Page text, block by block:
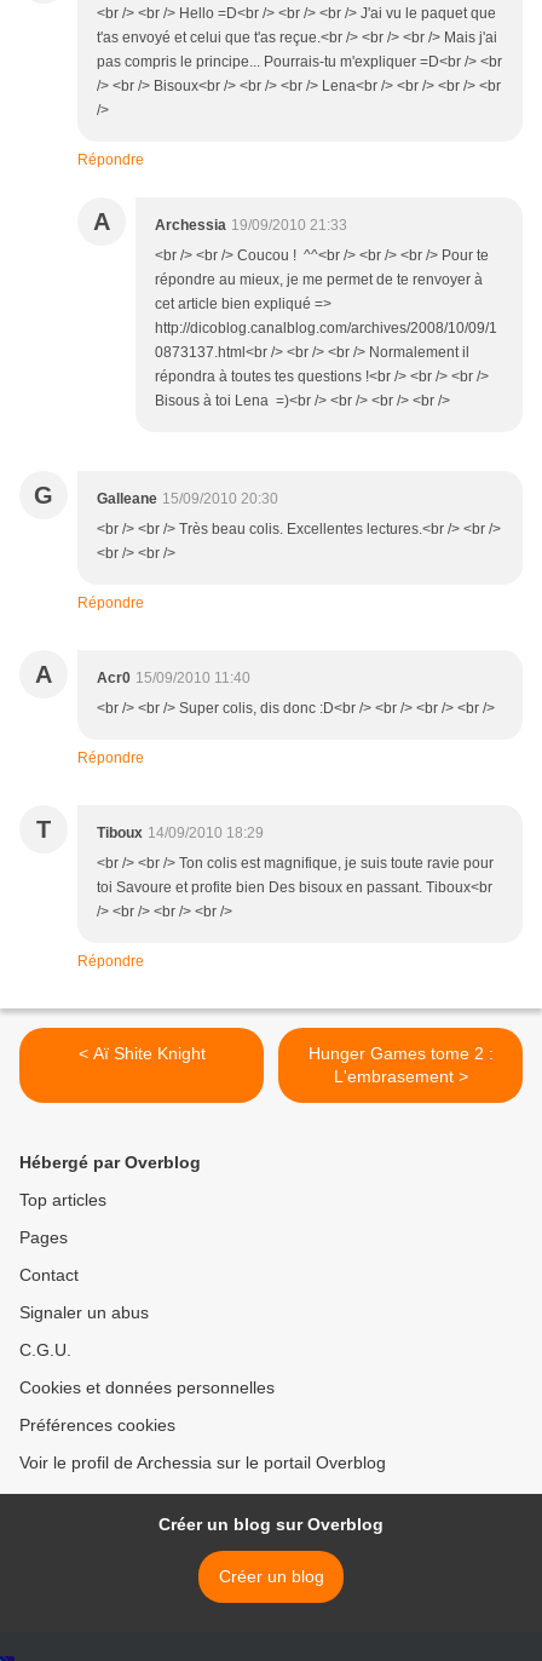
<br /> <br /> Hello =D<br /> <br /> <br /> J'ai vu le paquet que
t'as envoyé et celui que t'as reçue.<br /> <br /> <br /> Mais j'ai
pas compris le principe... Pourrais-tu m'expliquer =D<br /> <br
/> <br /> Bisoux<br /> <br /> <br /> Lena<br /> <br /> <br /> <br
/>
Répondre
A Archessia 19/09/2010 21:33
<br /> <br /> Coucou ! ^^<br /> <br /> <br /> Pour te
répondre au mieux, je me permet de te renvoyer à
cet article bien expliqué =>
http://dicoblog.canalblog.com/archives/2008/10/09/1
0873137.html<br /> <br /> <br /> Normalement il
répondra à toutes tes questions !<br /> <br /> <br />
Bisous à toi Lena =)<br /> <br /> <br /> <br />
G Galleane 15/09/2010 20:30
<br /> <br /> Très beau colis. Excellentes lectures.<br /> <br />
<br /> <br />
Répondre
A Acr0 15/09/2010 11:40
<br /> <br /> Super colis, dis donc :D<br /> <br /> <br /> <br />
Répondre
T Tiboux 14/09/2010 18:29
<br /> <br /> Ton colis est magnifique, je suis toute ravie pour
toi Savoure et profite bien Des bisoux en passant. Tiboux<br
/> <br /> <br /> <br />
Répondre
< Aï Shite Knight
Hunger Games tome 2 :
L'embrasement >
Hébergé par Overblog
Top articles
Pages
Contact
Signaler un abus
C.G.U.
Cookies et données personnelles
Préférences cookies
Voir le profil de Archessia sur le portail Overblog
Créer un blog sur Overblog
Créer un blog